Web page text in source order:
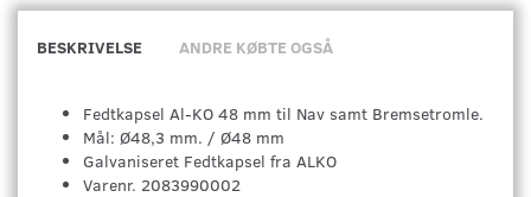
BESKRIVELSE ANDRE KØBTE OGSÅ
Fedtkapsel Al-KO 48 mm til Nav samt Bremsetromle.
Mål: Ø48,3 mm. / Ø48 mm
Galvaniseret Fedtkapsel fra ALKO
Varenr. 2083990002